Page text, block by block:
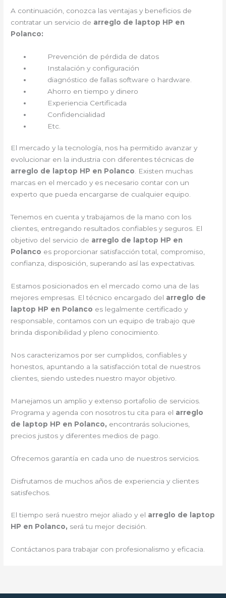
A continuación, conozca las ventajas y beneficios de
contratar un servicio de arreglo de laptop HP en
Polanco:
Prevención de pérdida de datos
Instalación y configuración
diagnóstico de fallas software o hardware.
Ahorro en tiempo y dinero
Experiencia Certificada
Confidencialidad
Etc.
El mercado y la tecnología, nos ha permitido avanzar y
evolucionar en la industria con diferentes técnicas de
arreglo de laptop HP en Polanco. Existen muchas
marcas en el mercado y es necesario contar con un
experto que pueda encargarse de cualquier equipo.
Tenemos en cuenta y trabajamos de la mano con los
clientes, entregando resultados confiables y seguros. El
objetivo del servicio de arreglo de laptop HP en
Polanco es proporcionar satisfacción total, compromiso,
confianza, disposición, superando así las expectativas.
Estamos posicionados en el mercado como una de las
mejores empresas. El técnico encargado del arreglo de
laptop HP en Polanco es legalmente certificado y
responsable, contamos con un equipo de trabajo que
brinda disponibilidad y pleno conocimiento.
Nos caracterizamos por ser cumplidos, confiables y
honestos, apuntando a la satisfacción total de nuestros
clientes, siendo ustedes nuestro mayor objetivo.
Manejamos un amplio y extenso portafolio de servicios.
Programa y agenda con nosotros tu cita para el arreglo
de laptop HP en Polanco, encontrarás soluciones,
precios justos y diferentes medios de pago.
Ofrecemos garantía en cada uno de nuestros servicios.
Disfrutamos de muchos años de experiencia y clientes
satisfechos.
El tiempo será nuestro mejor aliado y el arreglo de laptop
HP en Polanco, será tu mejor decisión.
Contáctanos para trabajar con profesionalismo y eficacia.